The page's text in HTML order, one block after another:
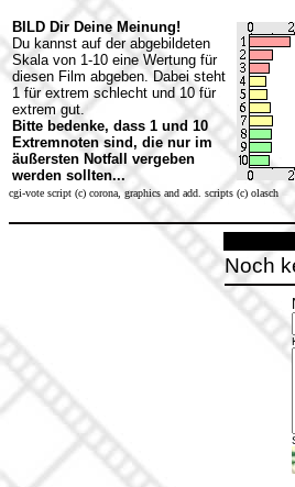
BILD Dir Deine Meinung!
Du kannst auf der abgebildeten
Skala von 1-10 eine Wertung für
diesen Film abgeben. Dabei steht
1 für extrem schlecht und 10 für
extrem gut.
Bitte bedenke, dass 1 und 10
Extremnoten sind, die nur im
äußersten Notfall vergeben
werden sollten...
cgi-vote script (c) corona, graphics and add. scripts (c) olasch
Noch